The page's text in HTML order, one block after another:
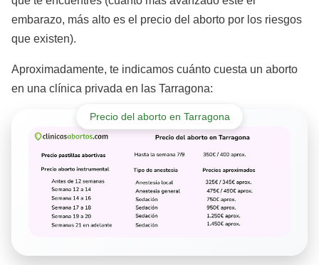
embarazo, más alto es el precio del aborto por los riesgos
que existen).
Aproximadamente, te indicamos cuánto cuesta un aborto
en una clínica privada en las Tarragona:
Precio del aborto en Tarragona